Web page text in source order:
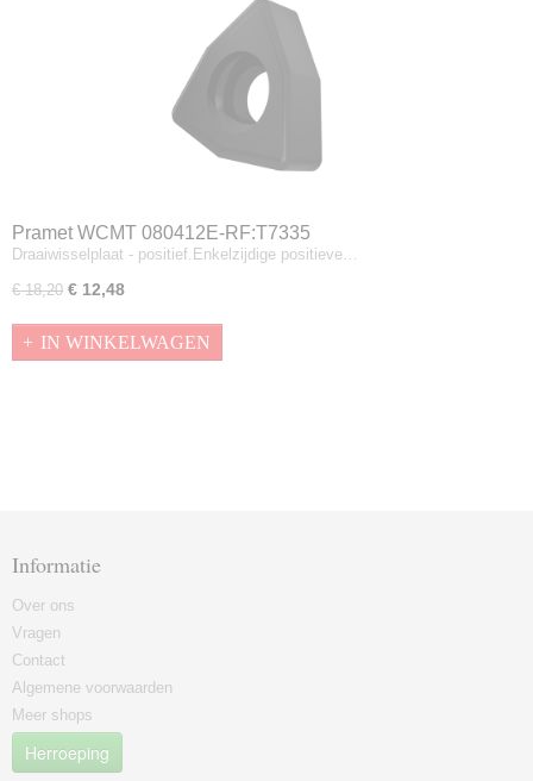
Pramet WCMT 080412E-RF:T7335
Draaiwisselplaat - positief.Enkelzijdige positieve…
€ 18,20 € 12,48
IN WINKELWAGEN
Informatie
Over ons
Vragen
Contact
Algemene voorwaarden
Meer shops
Herroeping